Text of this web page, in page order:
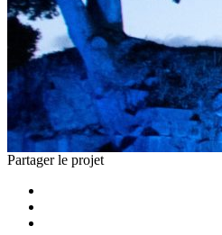
Partager le projet